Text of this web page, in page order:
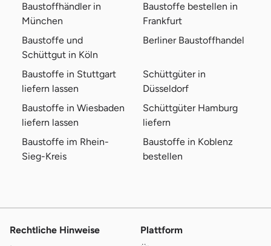
Baustoffhändler in
München
Baustoffe bestellen in
Frankfurt
Baustoffe und
Schüttgut in Köln
Berliner Baustoffhandel
Baustoffe in Stuttgart
liefern lassen
Schüttgüter in
Düsseldorf
Baustoffe in Wiesbaden
liefern lassen
Schüttgüter Hamburg
liefern
Baustoffe im Rhein-
Sieg-Kreis
Baustoffe in Koblenz
bestellen
Rechtliche Hinweise
Plattform